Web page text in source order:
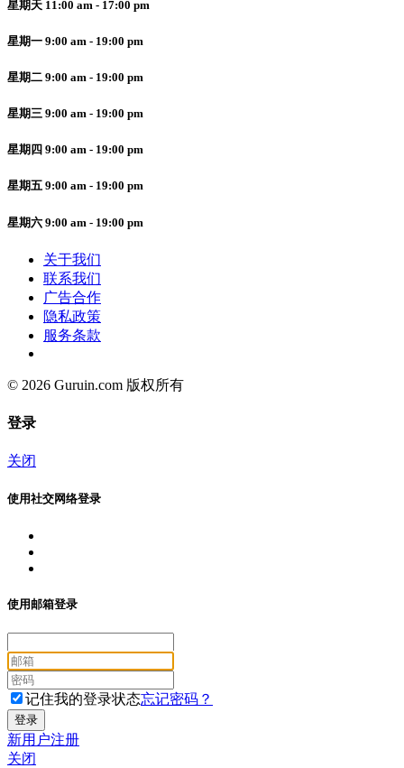
星期天 11:00 am - 17:00 pm
星期一 9:00 am - 19:00 pm
星期二 9:00 am - 19:00 pm
星期三 9:00 am - 19:00 pm
星期四 9:00 am - 19:00 pm
星期五 9:00 am - 19:00 pm
星期六 9:00 am - 19:00 pm
关于我们
联系我们
广告合作
隐私政策
服务条款
© 2026 Guruin.com 版权所有
登录
关闭
使用社交网络登录
使用邮箱登录
记住我的登录状态忘记密码？
新用户注册
关闭